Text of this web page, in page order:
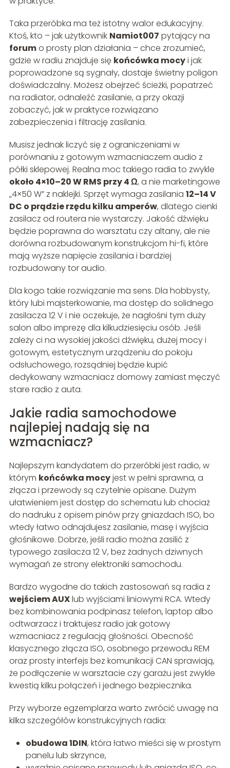
Taka przeróbka ma też istotny walor edukacyjny.
Ktoś, kto – jak użytkownik Namiot007 pytający na
forumo prosty plan działania – chce zrozumieć,
gdzie w radiu znajduje się końcówka mocyi jak
poprowadzone są sygnały, dostaje świetny poligon
doświadczalny. Możesz obejrzeć ścieżki, popatrzeć
na radiator, odnaleźć zasilanie, a przy okazji
zobaczyć, jak w praktyce rozwiązano
zabezpieczenia i filtrację zasilania.
Musisz jednak liczyć się z ograniczeniami w
porównaniu z gotowym wzmacniaczem audio z
półki sklepowej. Realna moc takiego radia to zwykle
około 4×10–20 W RMS przy 4 Ω, a nie marketingowe
„4×50 W” z naklejki. Sprzęt wymaga zasilania 12–14 V
DC o prądzie rzędu kilku amperów, dlatego cienki
zasilacz od routera nie wystarczy. Jakość dźwięku
będzie poprawna do warsztatu czy altany, ale nie
dorówna rozbudowanym konstrukcjom hi-fi, które
mają wyższe napięcie zasilania i bardziej
rozbudowany tor audio.
Dla kogo takie rozwiązanie ma sens. Dla hobbysty,
który lubi majsterkowanie, ma dostęp do solidnego
zasilacza 12 V i nie oczekuje, że nagłośni tym duży
salon albo imprezę dla kilkudziesięciu osób. Jeśli
zależy ci na wysokiej jakości dźwięku, dużej mocy i
gotowym, estetycznym urządzeniu do pokoju
odsłuchowego, rozsądniej będzie kupić
dedykowany wzmacniacz domowy zamiast męczyć
stare radio z auta.
Jakie radia samochodowe
najlepiej nadają się na
wzmacniacz?
Najlepszym kandydatem do przeróbki jest radio, w
którym końcówka mocyjest w pełni sprawna, a
złącza i przewody są czytelnie opisane. Dużym
ułatwieniem jest dostęp do schematu lub chociaż
do nadruku z opisem pinów przy gniazdach ISO, bo
wtedy łatwo odnajdujesz zasilanie, masę i wyjścia
głośnikowe. Dobrze, jeśli radio można zasilić z
typowego zasilacza 12 V, bez żadnych dziwnych
wymagań ze strony elektroniki samochodu.
Bardzo wygodne do takich zastosowań są radia z
wejściem AUXlub wyjściami liniowymi RCA. Wtedy
bez kombinowania podpinasz telefon, laptop albo
odtwarzacz i traktujesz radio jak gotowy
wzmacniacz z regulacją głośności. Obecność
klasycznego złącza ISO, osobnego przewodu REM
oraz prosty interfejs bez komunikacji CAN sprawiają,
że podłączenie w warsztacie czy garażu jest zwykle
kwestią kilku połączeń i jednego bezpiecznika.
Przy wyborze egzemplarza warto zwrócić uwagę na
kilka szczegółów konstrukcyjnych radia:
obudowa 1DIN, która łatwo mieści się w prostym
panelu lub skrzynce,